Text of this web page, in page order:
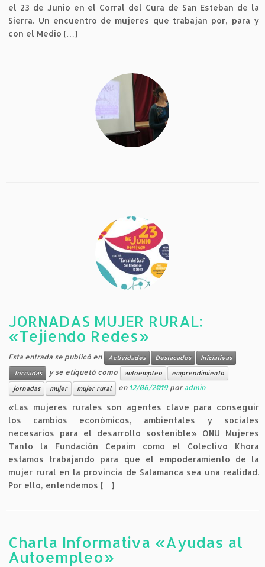
el 23 de Junio en el Corral del Cura de San Esteban de la
Sierra. Un encuentro de mujeres que trabajan por, para y
con el Medio […]
JORNADAS MUJER RURAL:
«Tejiendo Redes»
Esta entrada se publicó en Actividades Destacados
Iniciativas
Jornadas
y se etiquetó como autoempleo
emprendimiento
jornadas
mujer mujer rural en 12/06/2019 poradmin
«Las mujeres rurales son agentes clave para conseguir
los cambios económicos, ambientales y sociales
necesarios para el desarrollo sostenible» ONU Mujeres
Tanto la Fundación Cepaim como el Colectivo Khora
estamos trabajando para que el empoderamiento de la
mujer rural en la provincia de Salamanca sea una realidad.
Por ello, entendemos […]
Charla Informativa «Ayudas al
Autoempleo»